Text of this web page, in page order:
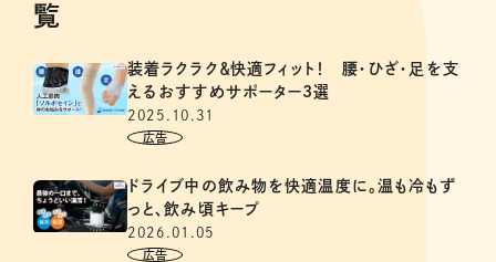
覧
装着ラクラク＆快適フィット！ 腰・ひざ・足を支
えるおすすめサポーター3選
2025.10.31
ドライブ中の飲み物を快適温度に。温も冷もず
っと、飲み頃キープ
2026.01.05